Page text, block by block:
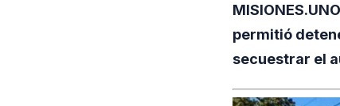
permitió
secuestrar el